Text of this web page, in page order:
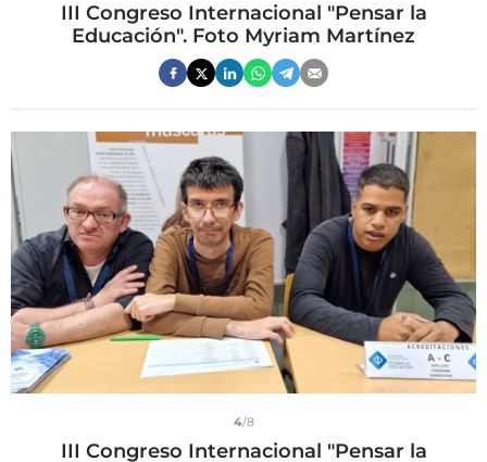
III Congreso Internacional "Pensar la
Educación". Foto Myriam Martínez
4/8
III Congreso Internacional "Pensar la